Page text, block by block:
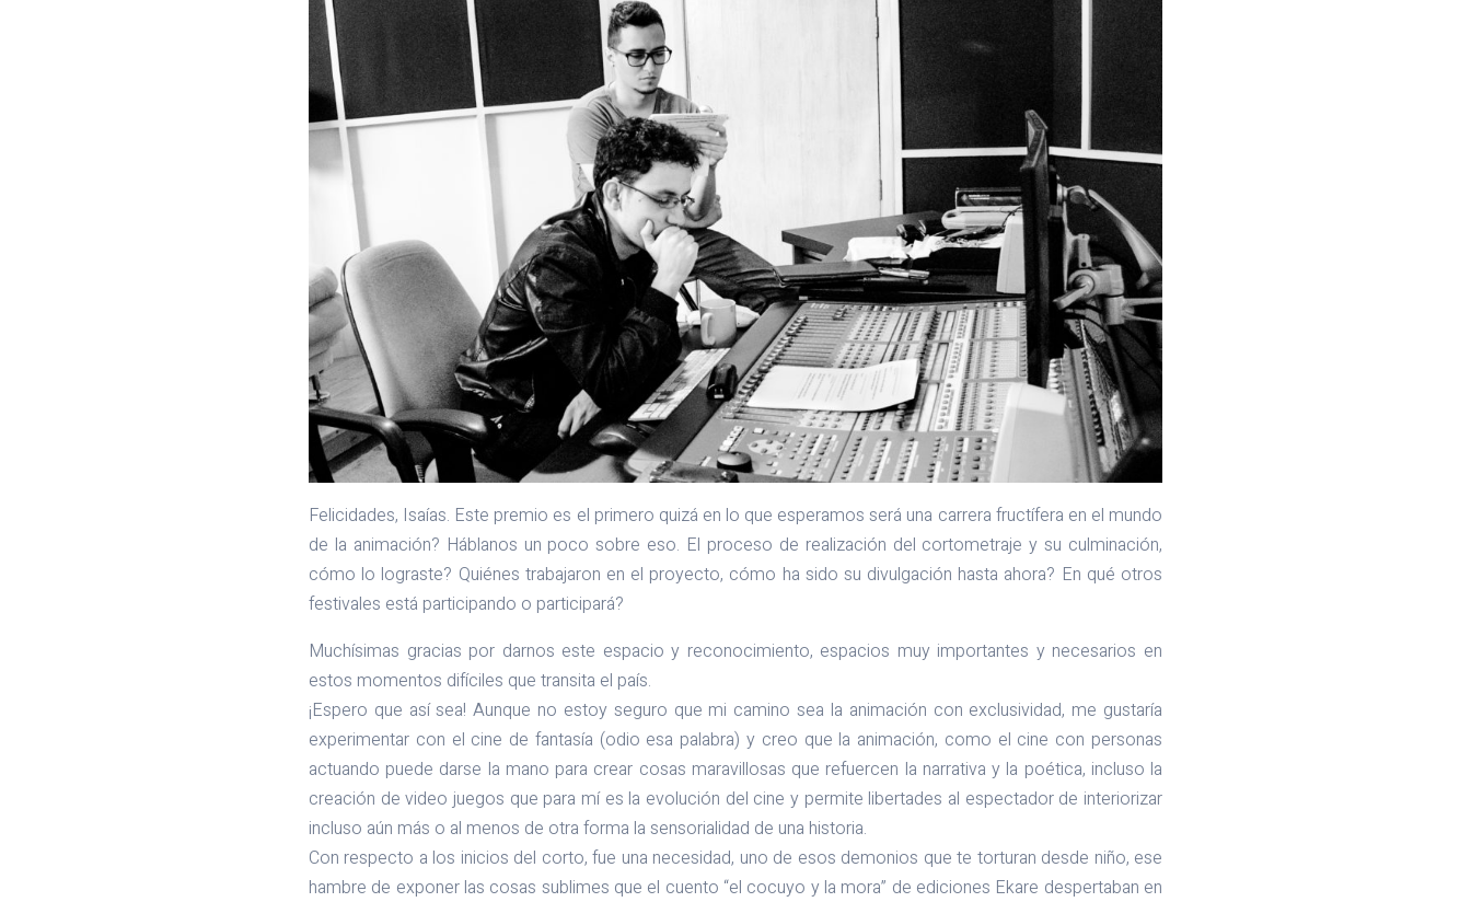
Felicidades, Isaías. Este premio es el primero quizá en lo que esperamos será una carrera fructífera en el mundo
de la animación? Háblanos un poco sobre eso. El proceso de realización del cortometraje y su culminación,
cómo lo lograste? Quiénes trabajaron en el proyecto, cómo ha sido su divulgación hasta ahora? En qué otros
festivales está participando o participará?
Muchísimas gracias por darnos este espacio y reconocimiento, espacios muy importantes y necesarios en
estos momentos difíciles que transita el país.
¡Espero que así sea! Aunque no estoy seguro que mi camino sea la animación con exclusividad, me gustaría
experimentar con el cine de fantasía (odio esa palabra) y creo que la animación, como el cine con personas
actuando puede darse la mano para crear cosas maravillosas que refuercen la narrativa y la poética, incluso la
creación de video juegos que para mí es la evolución del cine y permite libertades al espectador de interiorizar
incluso aún más o al menos de otra forma la sensorialidad de una historia.
Con respecto a los inicios del corto, fue una necesidad, uno de esos demonios que te torturan desde niño, ese
hambre de exponer las cosas sublimes que el cuento “el cocuyo y la mora” de ediciones Ekare despertaban en